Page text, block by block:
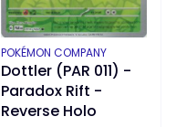
Dottler (PAR 011) -
Paradox Rift -
Reverse Holo
PRODUCENT
POKÉMON COMPANY